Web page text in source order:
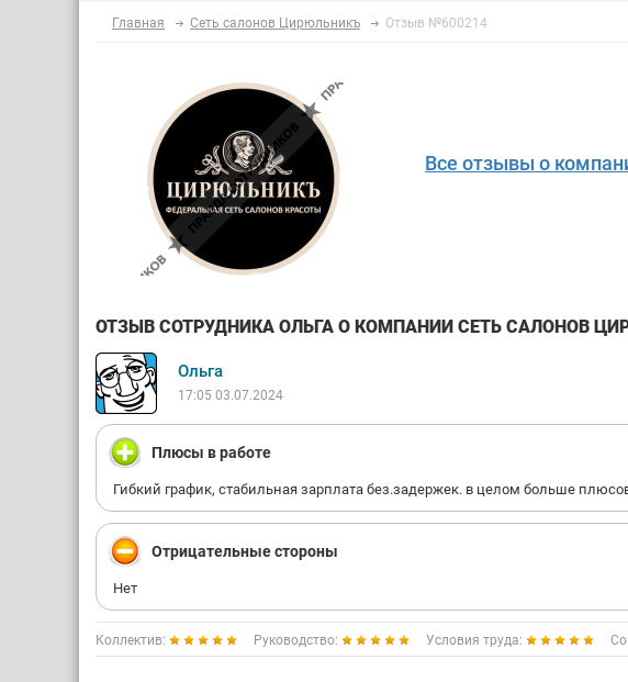
Главная Сеть салонов Цирюльникъ Отзыв №600214
Все отзывы о
ОТЗЫВ СОТРУДНИКА ОЛЬГА О КОМПАНИИ СЕТЬ САЛОНОВ
Ольга
17:05 03.07.2024
Плюсы в работе
Гибкий график, стабильная зарплата без.задержек. в целом больше
Отрицательные стороны
Нет
Коллектив: Руководство: Условия труда: